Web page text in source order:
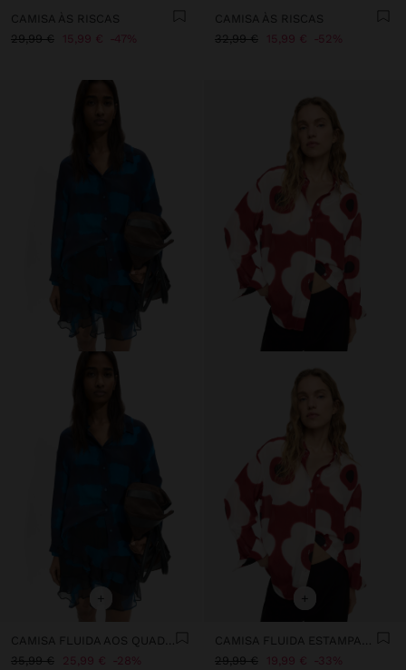
CAMISA ÀS RISCAS
29,99 €
15,99 € 47%
CAMISA ÀS RISCAS
32,99 €
15,99 € 52%
+
35,99 €
25,99 € 28%
+
29,99 €
19,99 € 33%